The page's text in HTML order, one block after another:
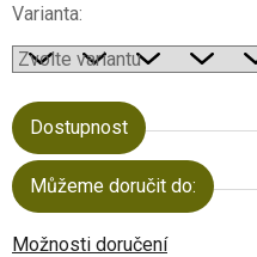
Varianta:
Dostupnost
Můžeme doručit do:
Možnosti doručení